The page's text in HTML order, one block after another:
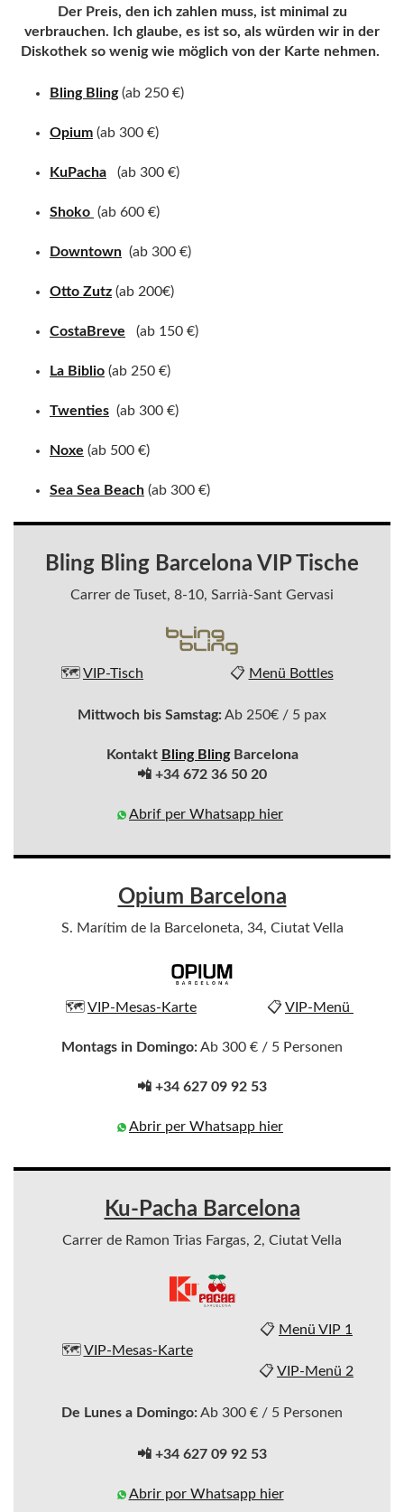
Der Preis, den ich zahlen muss, ist minimal zu
verbrauchen. Ich glaube, es ist so, als würden wir in der
Diskothek so wenig wie möglich von der Karte nehmen.
Bling Bling(ab 250 €)
Opium (ab 300 €)
KuPacha (ab 300 €)
Shoko (ab 600 €)
Downtown (ab 300 €)
Otto Zutz (ab 200€)
CostaBreve (ab 150 €)
La Biblio (ab 250 €)
Twenties (ab 300 €)
Noxe (ab 500 €)
Sea Sea Beach (ab 300 €)
Bling Bling Barcelona VIP Tische
Carrer de Tuset, 8-10, Sarrià-Sant Gervasi
🗺️ VIP-Tisch 📋 Menü Bottles
Mittwoch bis Samstag:Ab 250€ / 5 pax
Kontakt Bling BlingBarcelona
📲 +34 672 36 50 20
Abrif per Whatsapp hier
Opium Barcelona
S. Marítim de la Barceloneta, 34, Ciutat Vella
🗺️ VIP-Mesas-Karte 📋VIP-Menü
Montags in Domingo:Ab 300 € / 5 Personen
📲 +34 627 09 92 53
Abrir per Whatsapp hier
Ku-Pacha Barcelona
Carrer de Ramon Trias Fargas, 2, Ciutat Vella
🗺️ VIP-Mesas-Karte
📋 Menü VIP 1
📋VIP-Menü 2
De Lunes a Domingo:Ab 300 € / 5 Personen
📲 +34 627 09 92 53
Abrir por Whatsapp hier